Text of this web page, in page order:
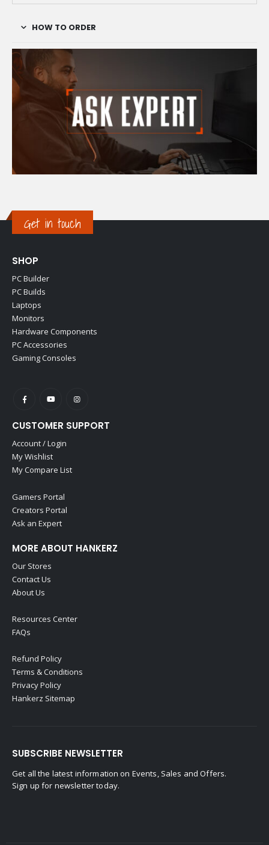
HOW TO ORDER
Get in touch
SHOP
PC Builder
PC Builds
Laptops
Monitors
Hardware Components
PC Accessories
Gaming Consoles
CUSTOMER SUPPORT
Account / Login
My Wishlist
My Compare List
Gamers Portal
Creators Portal
Ask an Expert
MORE ABOUT HANKERZ
Our Stores
Contact Us
About Us
Resources Center
FAQs
Refund Policy
Terms & Conditions
Privacy Policy
Hankerz Sitemap
SUBSCRIBE NEWSLETTER
Get all the latest information on Events, Sales and Offers.
Sign up for newsletter today.